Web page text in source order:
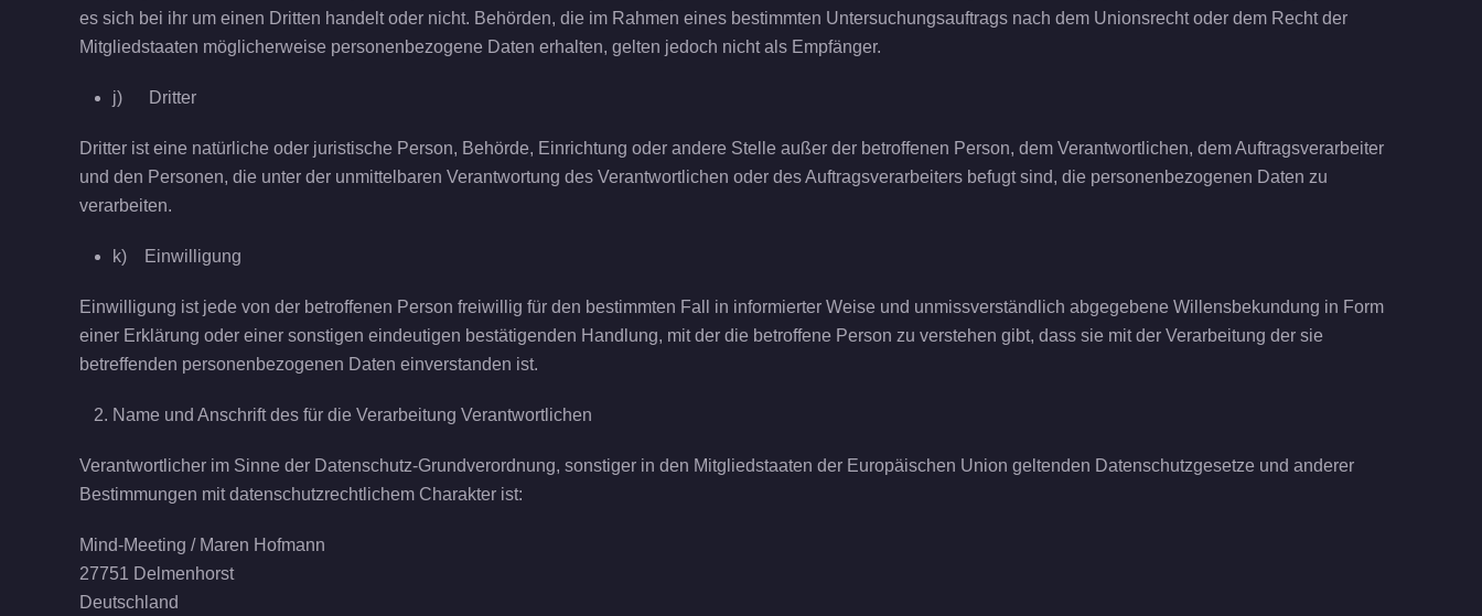
es sich bei ihr um einen Dritten handelt oder nicht. Behörden, die im Rahmen eines bestimmten Untersuchungsauftrags nach dem Unionsrecht oder dem Recht der
Mitgliedstaaten möglicherweise personenbezogene Daten erhalten, gelten jedoch nicht als Empfänger.
j) Dritter
Dritter ist eine natürliche oder juristische Person, Behörde, Einrichtung oder andere Stelle außer der betroffenen Person, dem Verantwortlichen, dem Auftragsverarbeiter
und den Personen, die unter der unmittelbaren Verantwortung des Verantwortlichen oder des Auftragsverarbeiters befugt sind, die personenbezogenen Daten zu
verarbeiten.
k) Einwilligung
Einwilligung ist jede von der betroffenen Person freiwillig für den bestimmten Fall in informierter Weise und unmissverständlich abgegebene Willensbekundung in Form
einer Erklärung oder einer sonstigen eindeutigen bestätigenden Handlung, mit der die betroffene Person zu verstehen gibt, dass sie mit der Verarbeitung der sie
betreffenden personenbezogenen Daten einverstanden ist.
Name und Anschrift des für die Verarbeitung Verantwortlichen
Verantwortlicher im Sinne der Datenschutz-Grundverordnung, sonstiger in den Mitgliedstaaten der Europäischen Union geltenden Datenschutzgesetze und anderer
Bestimmungen mit datenschutzrechtlichem Charakter ist:
Mind-Meeting / Maren Hofmann
27751 Delmenhorst
Deutschland